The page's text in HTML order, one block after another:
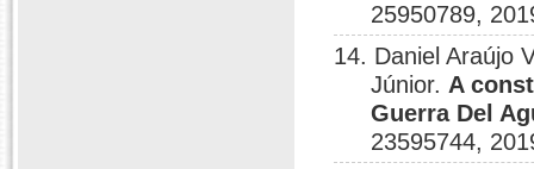
25950789,
14. Daniel Araújo
Júnior. A
Guerra Del
23595744,